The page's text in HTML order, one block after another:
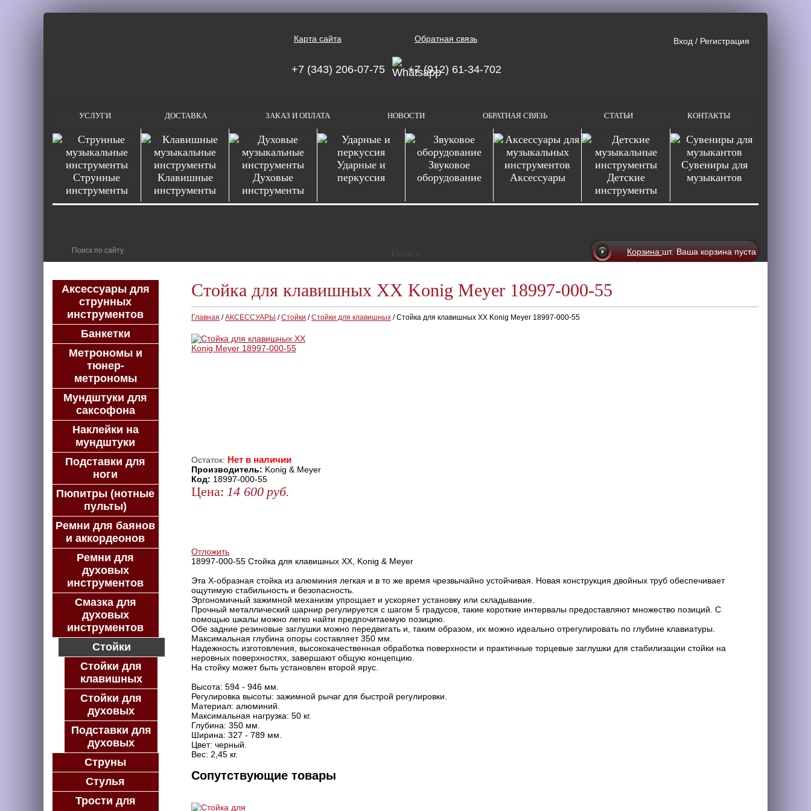
Карта сайта Обратная связь Вход / Регистрация
+7 (343) 206-07-75 +7 (912) 61-34-702
УСЛУГИ ДОСТАВКА ЗАКАЗ И ОПЛАТА НОВОСТИ ОБРАТНАЯ СВЯЗЬ СТАТЬИ КОНТАКТЫ
Струнные
инструменты
Клавишные
инструменты
Духовые
инструменты
Ударные и
перкуссия
Звуковое
оборудование
Аксессуары
Детские
инструменты
Сувениры для
музыкантов
Корзина:шт. Ваша корзина пуста
Стойка для клавишных ХХ Konig Meyer 18997-000-55
Главная /АКСЕССУАРЫ /Стойки /Стойки для клавишных /Стойка для клавишных ХХ Konig Meyer 18997-000-55
Остаток: Нет в наличии
Производитель: Konig & Meyer
Код: 18997-000-55
Цена: 14 600 руб.
Отложить
18997-000-55 Стойка для клавишных ХХ, Konig & Meyer
Эта X-образная стойка из алюминия легкая и в то же время чрезвычайно устойчивая. Новая конструкция двойных труб обеспечивает
ощутимую стабильность и безопасность.
Эргономичный зажимной механизм упрощает и ускоряет установку или складывание.
Прочный металлический шарнир регулируется с шагом 5 градусов, такие короткие интервалы предоставляют множество позиций. С
помощью шкалы можно легко найти предпочитаемую позицию.
Обе задние резиновые заглушки можно передвигать и, таким образом, их можно идеально отрегулировать по глубине клавиатуры.
Максимальная глубина опоры составляет 350 мм.
Надежность изготовления, высококачественная обработка поверхности и практичные торцевые заглушки для стабилизации стойки на
неровных поверхностях, завершают общую концепцию.
На стойку может быть установлен второй ярус.
Высота: 594 - 946 мм.
Регулировка высоты: зажимной рычаг для быстрой регулировки.
Материал: алюминий.
Максимальная нагрузка: 50 кг.
Глубина: 350 мм.
Ширина: 327 - 789 мм.
Цвет: черный.
Вес: 2,45 кг.
Сопутствующие товары
Аксессуары для
струнных
инструментов
Банкетки
Метрономы и
тюнер-
метрономы
Мундштуки для
саксофона
Наклейки на
мундштуки
Подставки для
ноги
Пюпитры (нотные
пульты)
Ремни для баянов
и аккордеонов
Ремни для
духовых
инструментов
Смазка для
духовых
инструментов
Стойки
Стойки для
клавишных
Стойки для
духовых
Подставки для
духовых
Струны
Стулья
Трости для